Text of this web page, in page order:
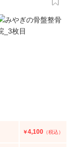
￥4,100 （税込）